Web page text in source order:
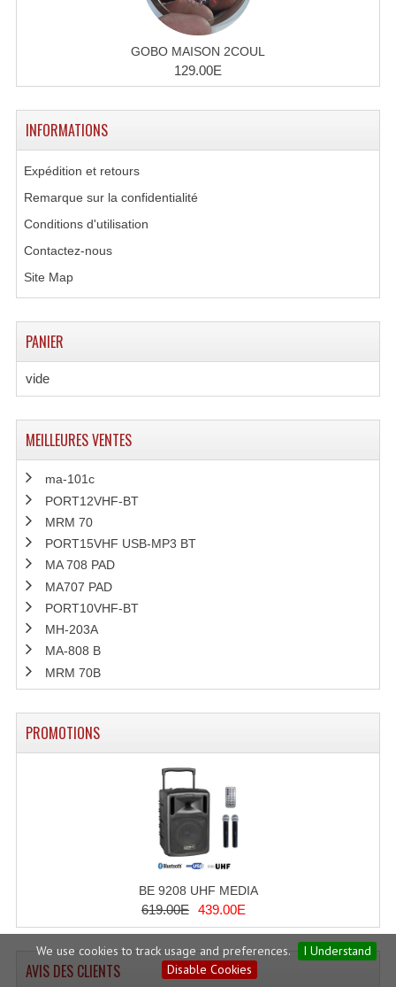
We use cookies to track usage and preferences.
I Understand
Disable Cookies
GOBO MAISON 2COUL
129.00E
INFORMATIONS
Expédition et retours
Remarque sur la confidentialité
Conditions d'utilisation
Contactez-nous
Site Map
PANIER
vide
MEILLEURES VENTES
ma-101c
PORT12VHF-BT
MRM 70
PORT15VHF USB-MP3 BT
MA 708 PAD
MA707 PAD
PORT10VHF-BT
MH-203A
MA-808 B
MRM 70B
PROMOTIONS
BE 9208 UHF MEDIA
619.00E 439.00E
AVIS DES CLIENTS